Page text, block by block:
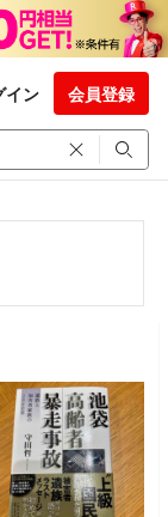
イン 会員登録